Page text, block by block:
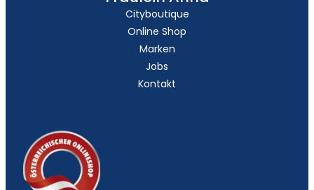
Cityboutique
Online Shop
Marken
Jobs
Kontakt